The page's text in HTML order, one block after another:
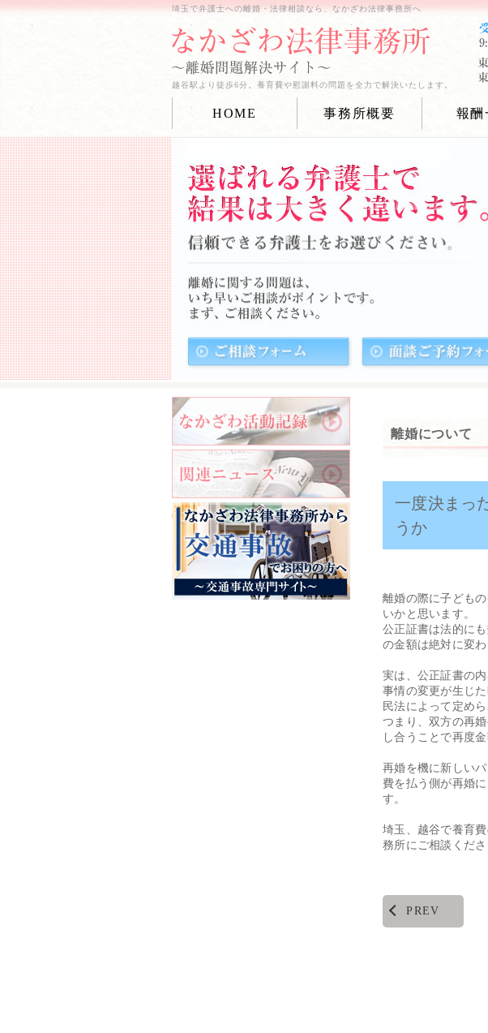
埼玉で弁護士への離婚・法律相談なら、なかざわ法律事務所へ
越谷駅より徒歩6分。養育費や慰謝料の問題を全力で解決いたします。
HOME 事務所概要 報酬
離婚について
一度決まっ
うか
離婚の際に子ども
いかと思います。
公正証書は法的に
の金額は絶対に変
実は、公正証書の
事情の変更が生じ
民法によって定め
つまり、双方の再
し合うことで再度
再婚を機に新しい
費を払う側が再婚
す。
埼玉、越谷で養育
務所にご相談くださ
PREV